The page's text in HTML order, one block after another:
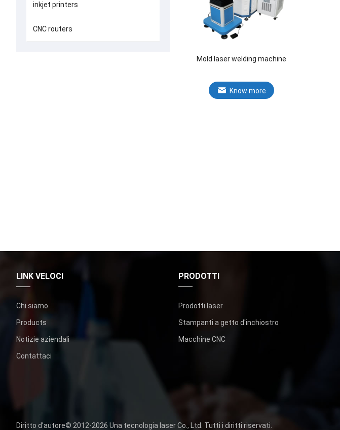
Mold laser welding machine
Know more
inkjet printers
CNC routers
LINK VELOCI
Chi siamo
Products
Notizie aziendali
Contattaci
PRODOTTI
Prodotti laser
Stampanti a getto d'inchiostro
Macchine CNC
Diritto d'autore© 2012-2026 Una tecnologia laser Co., Ltd. Tutti i diritti riservati.